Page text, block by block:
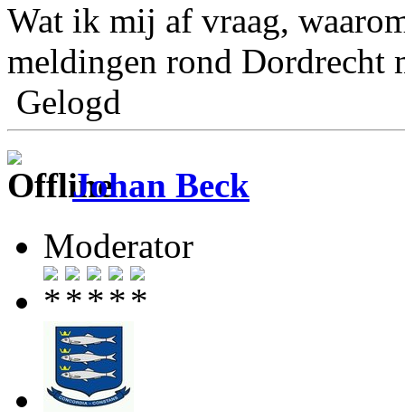
Wat ik mij af vraag,
meldingen rond Dordrecht
Gelogd
Johan Beck
Moderator